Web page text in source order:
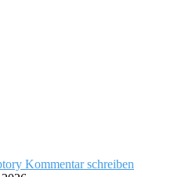
Kommentar schreiben